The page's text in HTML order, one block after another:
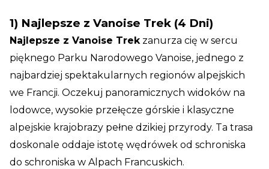
1) Najlepsze z Vanoise Trek (4 Dni)
Najlepsze z Vanoise Trekzanurza cię w sercu
pięknego Parku Narodowego Vanoise, jednego z
najbardziej spektakularnych regionów alpejskich
we Francji. Oczekuj panoramicznych widoków na
lodowce, wysokie przełęcze górskie i klasyczne
alpejskie krajobrazy pełne dzikiej przyrody. Ta trasa
doskonale oddaje istotę wędrówek od schroniska
do schroniska w Alpach Francuskich.